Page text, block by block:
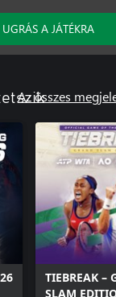
UGRÁS A JÁTÉKRA
Az összes
TIEBREAK –
SLAM